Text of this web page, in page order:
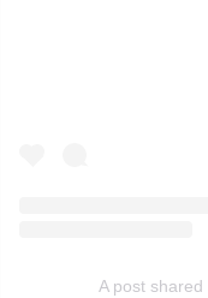
A post